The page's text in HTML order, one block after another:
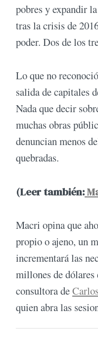
pobres y expandir
tras la crisis de
poder. Dos de los
Lo que no
salida de capitales
Nada que decir
muchas obras
denuncian menos
quebradas.
(Leer también:
Macri opina que
propio o ajeno, un
incrementará las
millones de dólares
consultora de
quien abra las